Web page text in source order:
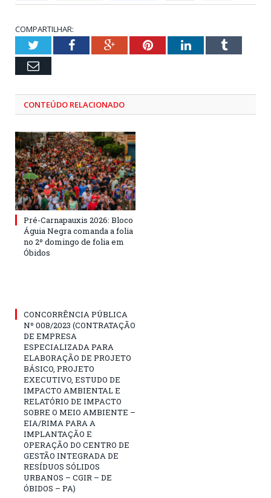
COMPARTILHAR:
TwitterFacebookGoogle+PinterestLinkedInTumblr
Email
CONTEÚDO RELACIONADO
Pré-Carnapauxis 2026: Bloco
Águia Negra comanda a folia
no 2º domingo de folia em
Óbidos
CONCORRÊNCIA PÚBLICA
Nº 008/2023 (CONTRATAÇÃO
DE EMPRESA
ESPECIALIZADA PARA
ELABORAÇÃO DE PROJETO
BÁSICO, PROJETO
EXECUTIVO, ESTUDO DE
IMPACTO AMBIENTAL E
RELATÓRIO DE IMPACTO
SOBRE O MEIO AMBIENTE –
EIA/RIMA PARA A
IMPLANTAÇÃO E
OPERAÇÃO DO CENTRO DE
GESTÃO INTEGRADA DE
RESÍDUOS SÓLIDOS
URBANOS – CGIR – DE
ÓBIDOS – PA)